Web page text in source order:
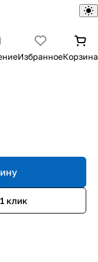
ИзбранноеКорзина
клик